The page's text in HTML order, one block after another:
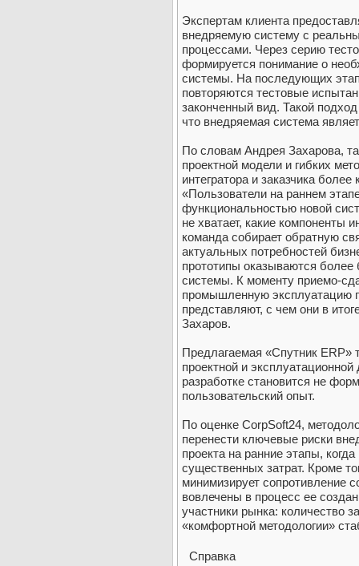
Экспертам клиента
внедряемую систему с
процессами. Через серию
формируется понимание о
системы. На последующих
повторяются тестовые
законченный вид. Такой
что внедряемая система
По словам Андрея Захарова,
проектной модели и гибких
интегратора и заказчика
«Пользователи на раннем
функциональностью новой
не хватает, какие компоненты
команда собирает обратную
актуальных потребностей
прототипы оказываются
системы. К моменту приемо-
промышленную эксплуатацию
представляют, с чем они в
Захаров.
Предлагаемая «Спутник ERP»
проектной и
разработке становится не
пользовательский опыт.
По оценке CorpSoft24,
перенести ключевые риски
проекта на ранние этапы,
существенных затрат. Кроме
минимизирует сопротивление
вовлечены в процесс ее
участники рынка: количество
«комфортной методологии»
Справка